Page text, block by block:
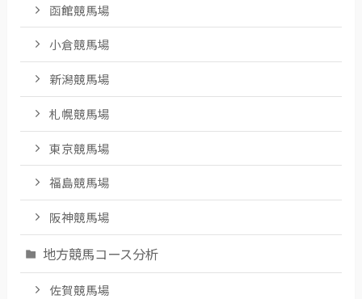
函館競馬場
小倉競馬場
新潟競馬場
札幌競馬場
東京競馬場
福島競馬場
阪神競馬場
地方競馬コース分析
佐賀競馬場